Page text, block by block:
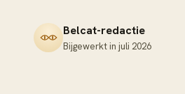
Belcat-redactie
Bijgewerkt in juli 2026